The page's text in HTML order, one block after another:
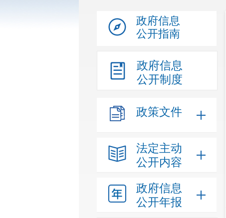
政府信息
公开指南
政府信息
公开制度
政策文件
法定主动
公开内容
政府信息
公开年报